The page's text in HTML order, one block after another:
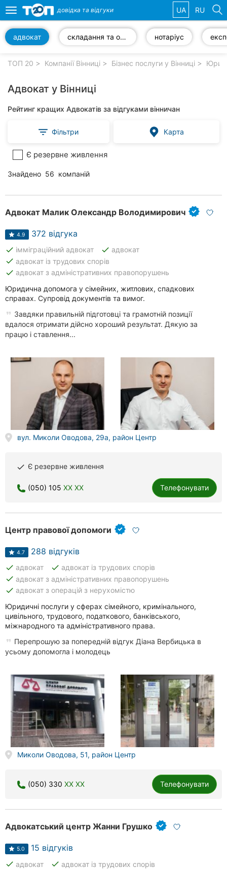
компанії
Популярні
клініки
Приватні
Автошколи
Ресторани
Всі
міста:
Житомир
Тернопіль
Хмельницький
Рівне
Одеса
Київ
Харків
Запоріжжя
Дніпро
Львів
Кривий
Ріг
Херсон
Полтава
Чернігів
Черкаси
Чернівці
Івано-
Франківськ
Луцьк
Toggle
navigation
довідка та відгуки UA RU
адвокат складання та оформлення документів нотаріус
ТОП 20 Компанії Вінниці Бізнес послуги у Вінниці
Адвокат у Вінниці
Рейтинг кращих Адвокатів за відгуками вінничан
Фільтри Карта
Є резервне живлення
Знайдено 56 компаній
Адвокат Малик Олександр Володимирович
4.9 372 відгука
done імміграційний адвокат done адвокат
done адвокат із трудових спорів
done адвокат з адміністративних правопорушень
Юридична допомога у сімейних, житлових, спадкових
справах. Супровід документів та вимог.
Завдяки правильній підготовці та грамотній позиції
вдалося отримати дійсно хороший результат. Дякую за
працю і ставлення...
вул. Миколи Оводова, 29а, район Центр
done Є резервне живлення
(050) 105 XX XX Телефонувати
Центр правової допомоги
4.7 288 відгуків
done адвокат done адвокат із трудових спорів
done адвокат з адміністративних правопорушень
done адвокат з операцій з нерухомістю
Юридичні послуги у сферах сімейного, кримінального,
цивільного, трудового, податкового, банківського,
міжнародного та адміністративного права.
Перепрошую за попередній відгук Діана Вербицька в
усьому допомогла і молодець
Миколи Оводова, 51, район Центр
(050) 330 XX XX Телефонувати
Адвокатський центр Жанни Грушко
5.0 15 відгуків
done адвокат done адвокат із трудових спорів